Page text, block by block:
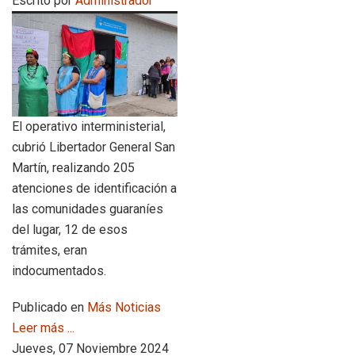
El operativo interministerial,
cubrió Libertador General San
Martín, realizando 205
atenciones de identificación a
las comunidades guaraníes
del lugar, 12 de esos
trámites, eran
indocumentados.
Publicado en Más Noticias
Leer más ...
Jueves, 07 Noviembre 2024